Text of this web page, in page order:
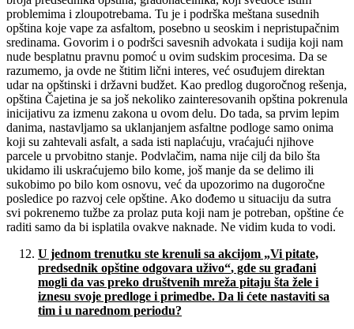
problemima i zloupotrebama. Tu je i podrška meštana susednih
opština koje vape za asfaltom, posebno u seoskim i nepristupačnim
sredinama. Govorim i o podršci savesnih advokata i sudija koji nam
nude besplatnu pravnu pomoć u ovim sudskim procesima. Da se
razumemo, ja ovde ne štitim lični interes, već osuđujem direktan
udar na opštinski i državni budžet. Kao predlog dugoročnog rešenja,
opština Čajetina je sa još nekoliko zainteresovanih opština pokrenula
inicijativu za izmenu zakona u ovom delu. Do tada, sa prvim lepim
danima, nastavljamo sa uklanjanjem asfaltne podloge samo onima
koji su zahtevali asfalt, a sada isti naplaćuju, vraćajući njihove
parcele u prvobitno stanje. Podvlačim, nama nije cilj da bilo šta
ukidamo ili uskraćujemo bilo kome, još manje da se delimo ili
sukobimo po bilo kom osnovu, već da upozorimo na dugoročne
posledice po razvoj cele opštine. Ako dođemo u situaciju da sutra
svi pokrenemo tužbe za prolaz puta koji nam je potreban, opštine će
raditi samo da bi isplatila ovakve naknade. Ne vidim kuda to vodi.
U jednom trenutku ste krenuli sa akcijom „Vi pitate,
predsednik opštine odgovara uživo“, gde su građani
mogli da vas preko društvenih mreža pitaju šta žele i
iznesu svoje predloge i primedbe. Da li ćete nastaviti sa
tim i u narednom periodu?